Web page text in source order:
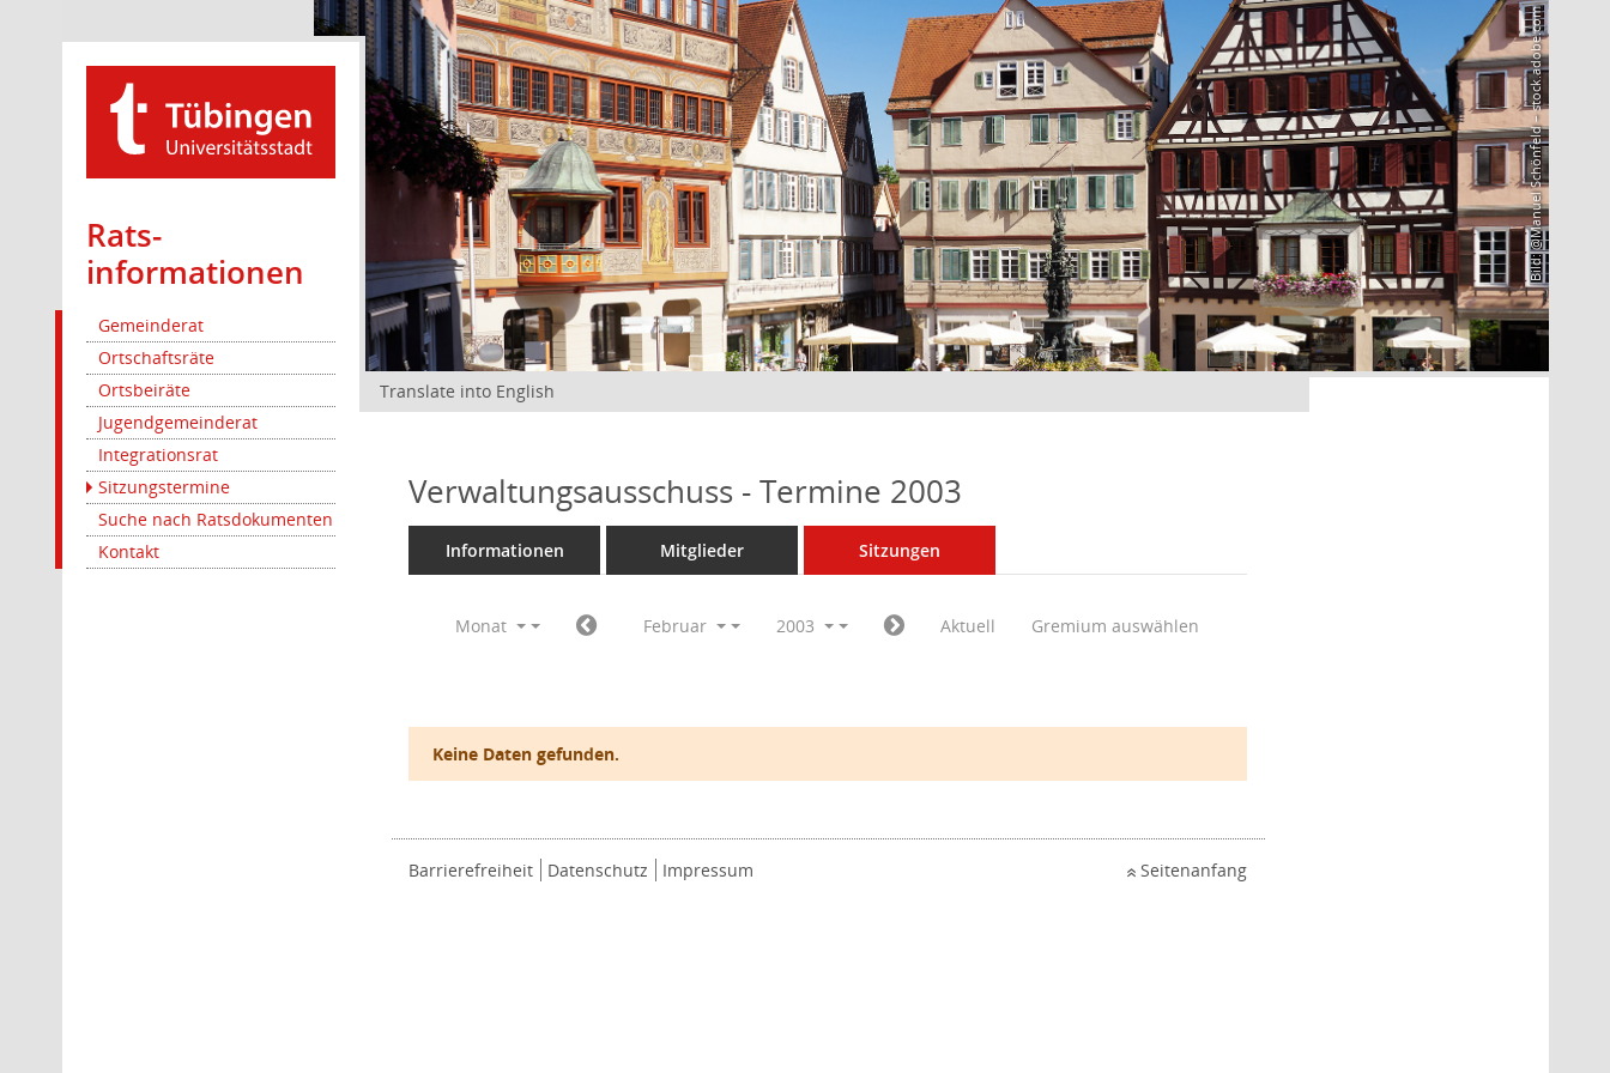
Rats­
informationen
Gemeinderat
Ortschaftsräte
Ortsbeiräte
Jugendgemeinderat
Integrationsrat
Sitzungstermine
Suche nach Ratsdokumenten
Kontakt
Bild: @Manuel Schönfeld – stock.adobe.com
Translate into English
Verwaltungsausschuss - Termine 2003
Informationen Mitglieder Sitzungen
Monat Februar 2003 Aktuell Gremium auswählen
Keine Daten gefunden.
Barrierefreiheit Datenschutz Impressum Seitenanfang